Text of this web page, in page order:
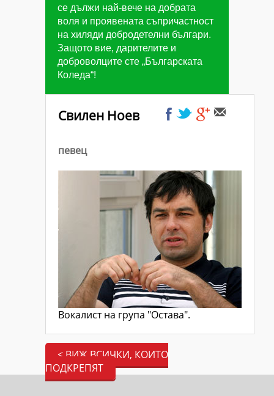
Дарители на
"Българската
Коледа"
2022/2023 г.
се дължи най-вече на добрата
воля и проявената съпричастност
на хиляди добродетелни българи.
Защото вие, дарителите и
доброволците сте „Българската
Коледа“!
Свилен Ноев
певец
Вокалист на група "Остава".
< ВИЖ ВСИЧКИ, КОИТО
ПОДКРЕПЯТ